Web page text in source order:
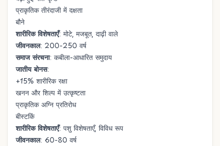
प्राकृतिक तीरंदाजी में दक्षता
बौने
शारीरिक विशेषताएँ: मोटे, मजबूत, दाढ़ी वाले
जीवनकाल: 200-250 वर्ष
समाज संरचना: कबीला-आधारित समुदाय
जातीय बोनस:
+15% शारीरिक रक्षा
खनन और शिल्प में उत्कृष्टता
प्राकृतिक अग्नि प्रतिरोध
बीस्टकिं
शारीरिक विशेषताएँ: पशु विशेषताएँ, विविध रूप
जीवनकाल: 60-80 वर्ष